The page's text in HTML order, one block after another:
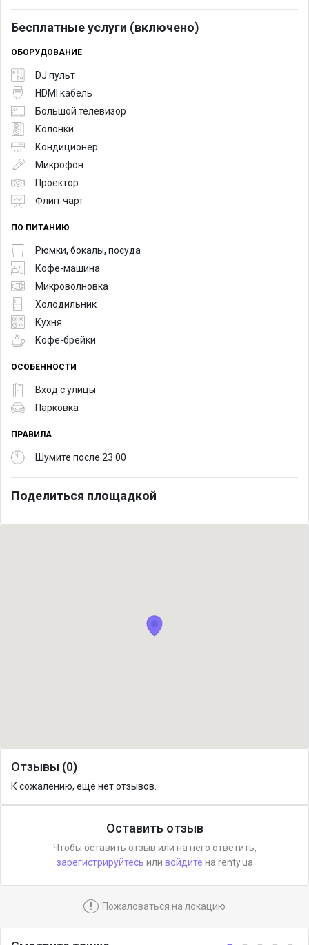
Бесплатные услуги (включено)
ОБОРУДОВАНИЕ
DJ пульт
HDMI кабель
Большой телевизор
Колонки
Кондиционер
Микрофон
Проектор
Флип-чарт
ПО ПИТАНИЮ
Рюмки, бокалы, посуда
Кофе-машина
Микроволновка
Холодильник
Кухня
Кофе-брейки
ОСОБЕННОСТИ
Вход с улицы
Парковка
ПРАВИЛА
Шумите после 23:00
Поделиться площадкой
Отзывы (0)
К сожалению, ещё нет отзывов.
Оставить отзыв
Чтобы оставить отзыв или на него ответить,
зарегистрируйтесь или войдите на renty.ua
! Пожаловаться на локацию